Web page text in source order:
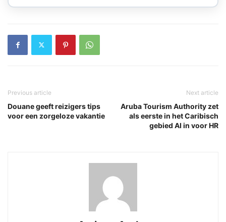
Previous article
Douane geeft reizigers tips
voor een zorgeloze vakantie
Next article
Aruba Tourism Authority zet
als eerste in het Caribisch
gebied AI in voor HR